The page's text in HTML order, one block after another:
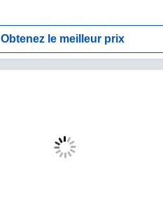
Obtenez le meilleur prix